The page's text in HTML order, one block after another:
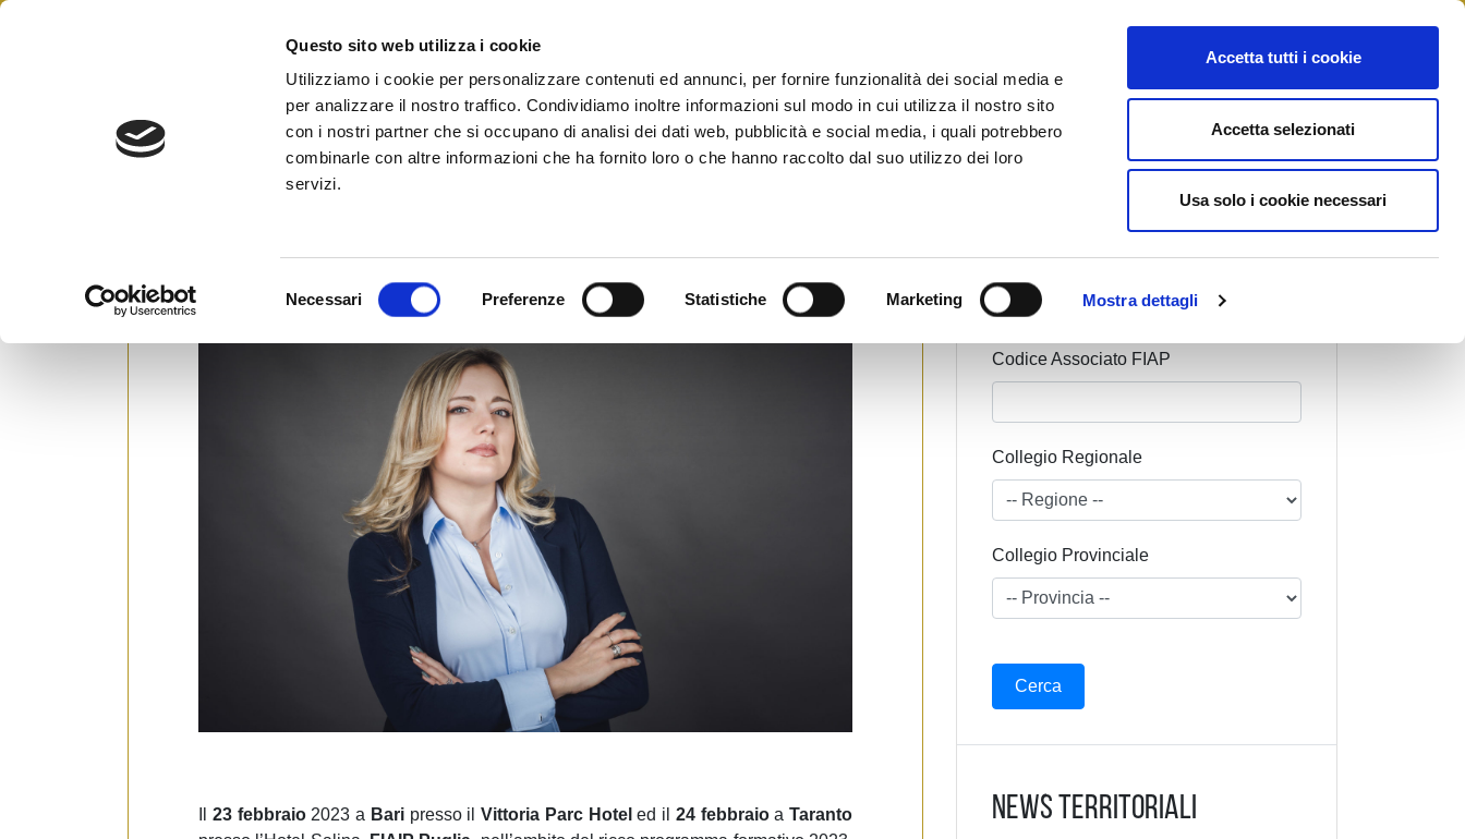
Questo sito web utilizza i cookie
Utilizziamo i cookie per personalizzare contenuti ed annunci, per fornire funzionalità dei social media e
per analizzare il nostro traffico. Condividiamo inoltre informazioni sul modo in cui utilizza il nostro sito
con i nostri partner che si occupano di analisi dei dati web, pubblicità e social media, i quali potrebbero
combinarle con altre informazioni che ha fornito loro o che hanno raccolto dal suo utilizzo dei loro
servizi.
n
Necessari Preferenze Statistiche Marketing Mostra dettagli
Accetta tutti i cookie
Accetta selezionati
Usa solo i cookie necessari
Skip
Federazione Italiana Agenti Immobiliari Professionali
Formazione: Veronica Gentili, esperta di social media
20 Febbraio 2023byUfficio Stampa
23 febbraio2023 a Baripresso il Vittoria Parc Hotel ed il 24 febbraioa Taranto
Cognome Associato
Nome Associato
Codice Associato FIAP
Collegio Regionale
Collegio Provinciale
News Territoriali